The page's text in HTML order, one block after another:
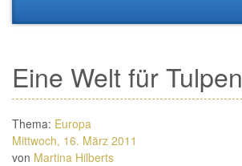
Eine Welt für Tulpen
Thema: Europa
Mittwoch, 16. März 2011
von Martina Hilberts